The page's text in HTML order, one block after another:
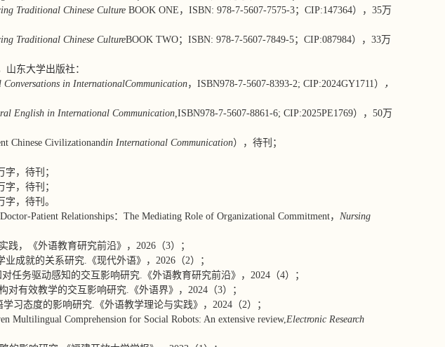
Traditional Chinese Culture BOOK ONE，ISBN: 978-7-5607-7575-3；CIP:147364），35万
Traditional Chinese CultureBOOK TWO；ISBN: 978-7-5607-7849-5；CIP:087984），33万
山东大学出版社：
Conversations in InternationalCommunication，ISBN978-7-5607-8393-2; CIP:2024GY1711）
，
English in International Communication,ISBN978-7-5607-8861-6; CIP:2025PE1769），50万
Chinese Civilizationandin International Communication），待刊；
字，待刊；
字，待刊；
字，待刊。
Patient Relationships：The Mediating Role of Organizational Commitment， Nursing
，《外语教育研究前沿》，2026（3）；
成就的关系研究.《现代外语》，2026（2）；
任务驱动感知的交互影响研究.《外语教育研究前沿》，2024（4）；
对有效教学的交互影响研究.《外语界》，2024（3）；
习态度的影响研究.《外语教学理论与实践》，2024（2）；
Multilingual Comprehension for Social Robots: An extensive review,Electronic Research